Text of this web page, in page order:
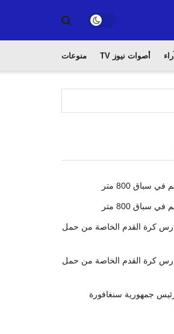
أصوات نيوز TV منوعات
سباق 800 متر
سباق 800 متر
كرة القدم الخاصة من حمل
كرة القدم الخاصة من حمل
جمهورية سنغافورة